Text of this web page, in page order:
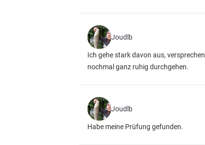
Joudlb
Ich gehe stark davon aus,
nochmal ganz ruhig durchgehen.
Joudlb
Habe meine Prüfung gefunden.